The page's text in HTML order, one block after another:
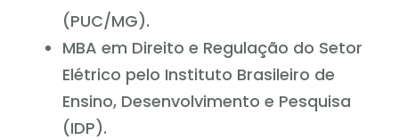
(PUC/MG).
MBA em Direito e Regulação do Setor
Elétrico pelo Instituto Brasileiro de
Ensino, Desenvolvimento e Pesquisa
(IDP).